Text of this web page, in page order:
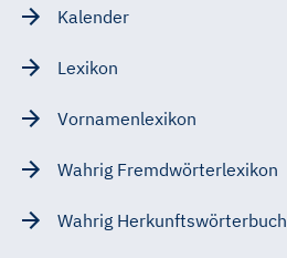
Kalender
Lexikon
Vornamenlexikon
Wahrig Fremdwörterlexikon
Wahrig Herkunftswörterbuch